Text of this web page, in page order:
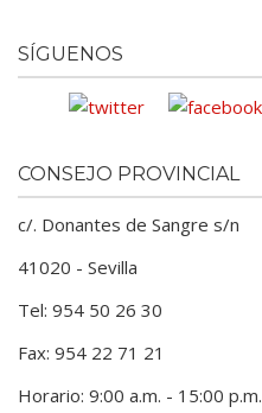
SÍGUENOS
CONSEJO PROVINCIAL
c/. Donantes de Sangre s/n
41020 - Sevilla
Tel: 954 50 26 30
Fax: 954 22 71 21
Horario: 9:00 a.m. - 15:00 p.m.